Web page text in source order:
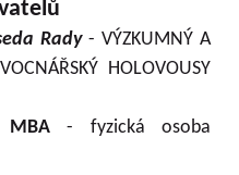
Rady- VÝZKUMNÝ A
HOLOVOUSY
- fyzická osoba